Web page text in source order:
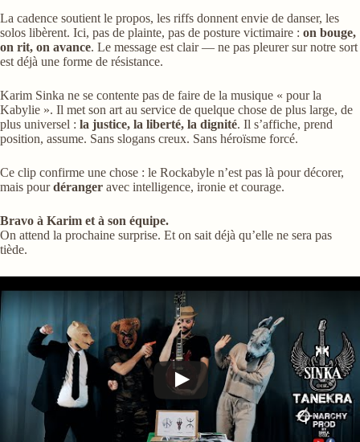
La cadence soutient le propos, les riffs donnent envie de danser, les
solos libèrent. Ici, pas de plainte, pas de posture victimaire : on bouge,
on rit, on avance. Le message est clair — ne pas pleurer sur notre sort
est déjà une forme de résistance.
Karim Sinka ne se contente pas de faire de la musique « pour la
Kabylie ». Il met son art au service de quelque chose de plus large, de
plus universel : la justice, la liberté, la dignité. Il s’affiche, prend
position, assume. Sans slogans creux. Sans héroïsme forcé.
Ce clip confirme une chose : le Rockabyle n’est pas là pour décorer,
mais pourdéranger avec intelligence, ironie et courage.
Bravo à Karim et à son équipe.
On attend la prochaine surprise. Et on sait déjà qu’elle ne sera pas
tiède.